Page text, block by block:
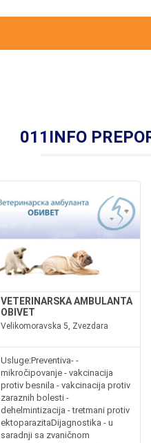
011INFO
VETERINARSKA AMBULANTA
OBIVET
Velikomoravska 5, Zvezdara
Usluge:Preventiva- -
mikročipovanje - vakcinacija
protiv besnila - vakcinacija protiv
zaraznih bolesti -
dehelmintizacija - tretmani protiv
ektoparazitaDijagnostika - u
saradnji sa zvaničnom